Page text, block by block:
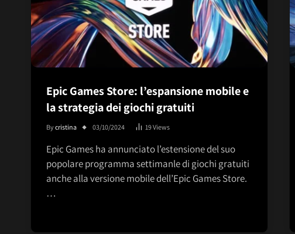
Epic Games Store: l’espansione mobile e
la strategia dei giochi gratuiti
Bycristina 03/10/2024 19Views
Epic Games ha annunciato l’estensione del suo
popolare programma settimanle di giochi gratuiti
anche alla versione mobile dell’Epic Games Store.
…